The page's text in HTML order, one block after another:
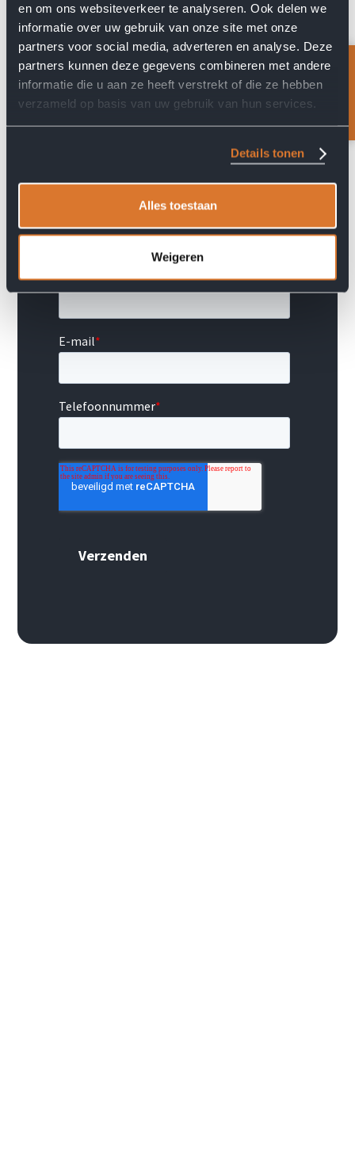
en om ons websiteverkeer te analyseren. Ook delen we
informatie over uw gebruik van onze site met onze
partners voor social media, adverteren en analyse. Deze
partners kunnen deze gegevens combineren met andere
informatie die u aan ze heeft verstrekt of die ze hebben
verzameld op basis van uw gebruik van hun services.
Details tonen
Alles toestaan
Weigeren
Bereken de prijs